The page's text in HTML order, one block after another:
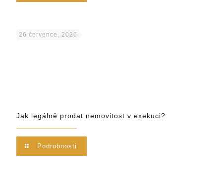
26 července, 2026
Jak legálně prodat nemovitost v exekuci?
Podrobnosti